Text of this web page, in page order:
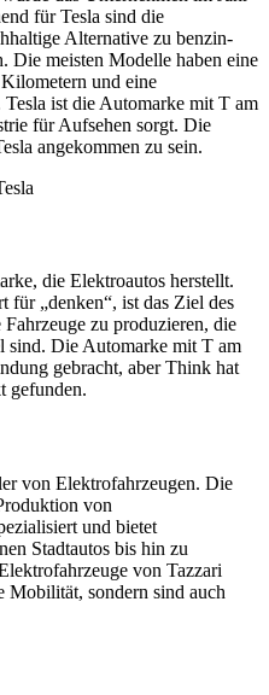
für Tesla sind die
Alternative zu benzin-
Die meisten Modelle haben eine
und eine
ist die Automarke mit T am
für Aufsehen sorgt. Die
angekommen zu sein.
die Elektroautos herstellt.
für „denken“, ist das Ziel des
zu produzieren, die
sind. Die Automarke mit T am
gebracht, aber Think hat
gefunden.
von Elektrofahrzeugen. Die
von
und bietet
Stadtautos bis hin zu
von Tazzari
Mobilität, sondern sind auch